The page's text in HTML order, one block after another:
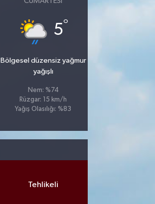
5°
Bölgesel düzensiz yağmur
yağışlı
Nem: %74
Rüzgar: 15 km/h
Yağış Olasılığı: %83
Tehlikeli